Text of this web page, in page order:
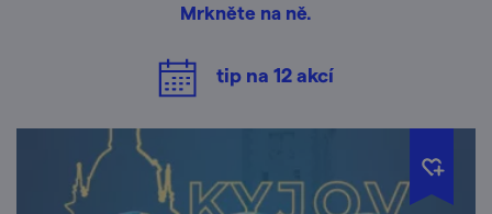
Mrkněte na ně.
tip na 12akcí